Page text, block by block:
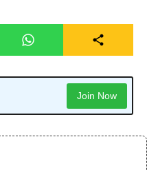
Join Now